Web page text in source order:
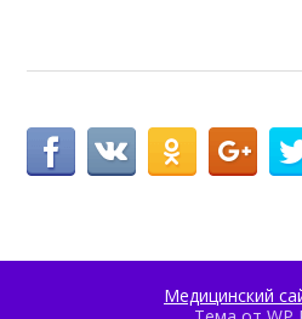
Медицинский